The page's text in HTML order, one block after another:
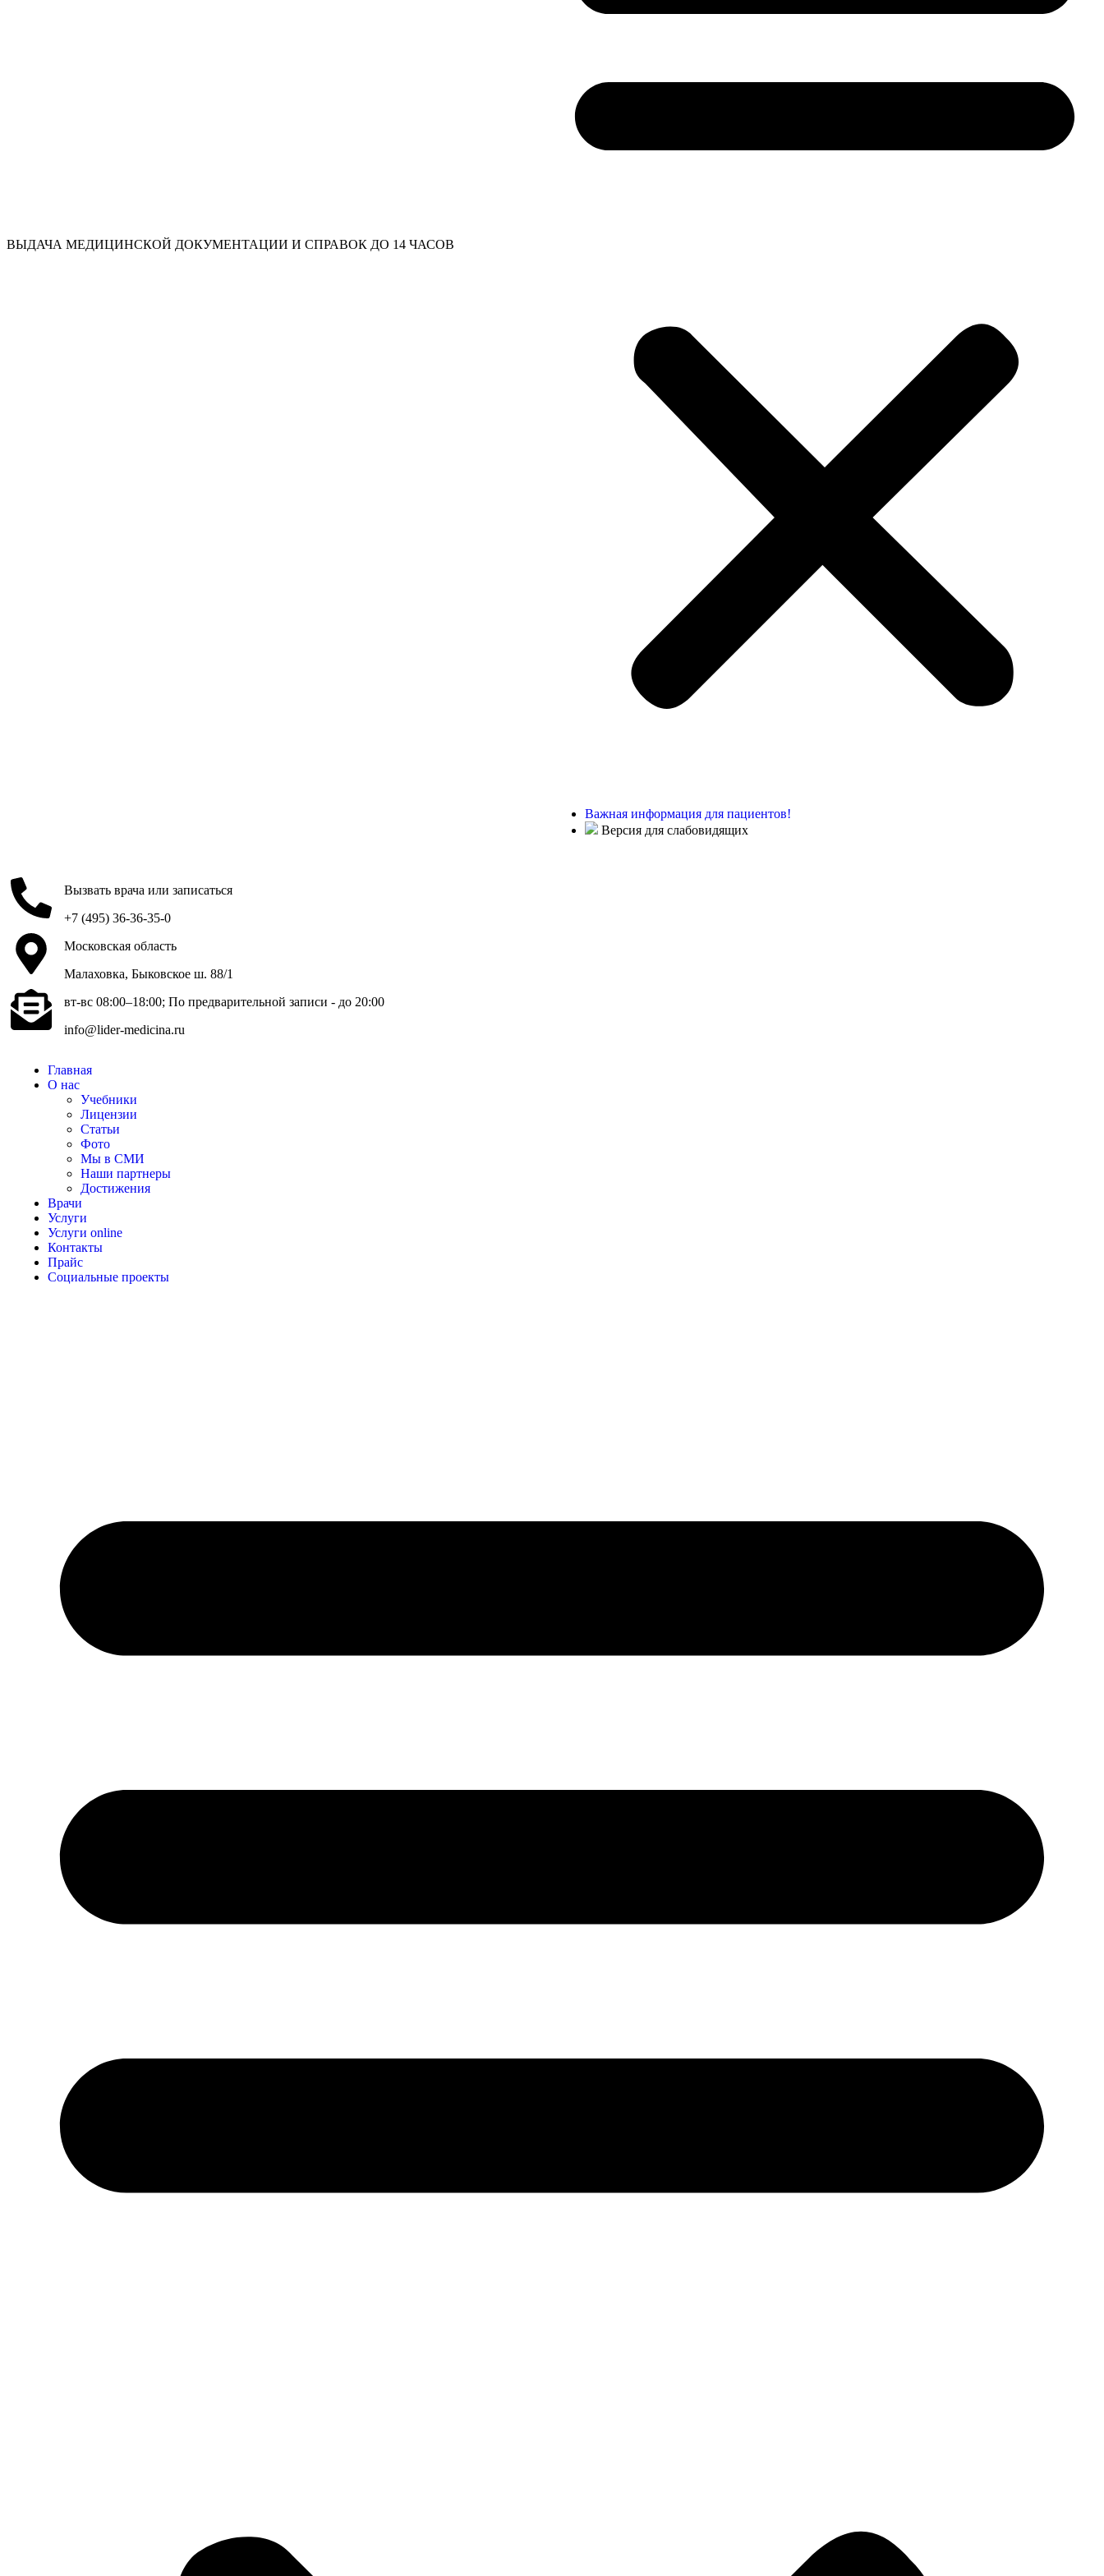
ВЫДАЧА МЕДИЦИНСКОЙ ДОКУМЕНТАЦИИ И СПРАВОК ДО 14 ЧАСОВ
Важная информация для пациентов!
Версия для слабовидящих
Вызвать врача или записаться
+7 (495) 36-36-35-0
Московская область
Малаховка, Быковское ш. 88/1
вт-вс 08:00–18:00; По предварительной записи - до 20:00
info@lider-medicina.ru
Главная
О нас
Учебники
Лицензии
Статьи
Фото
Мы в СМИ
Наши партнеры
Достижения
Врачи
Услуги
Услуги online
Контакты
Прайс
Социальные проекты